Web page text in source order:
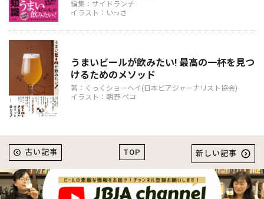
監修：日本ビアジャーナリスト協会
企画・原案：藤原ヒロユキ
イラスト：いっさ
うまいビールが飲みたい! 最高の一杯を見つ
けるためのメソッド
古い記事 新しい記事